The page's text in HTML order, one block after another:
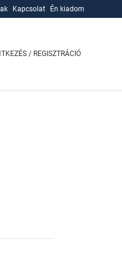
Kapcsolat Én kiadom
/ REGISZTRÁCIÓ